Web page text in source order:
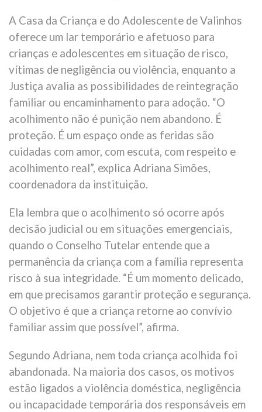
A Casa da Criança e do Adolescente de Valinhos
oferece um lar temporário e afetuoso para
crianças e adolescentes em situação de risco,
vítimas de negligência ou violência, enquanto a
Justiça avalia as possibilidades de reintegração
familiar ou encaminhamento para adoção. “O
acolhimento não é punição nem abandono. É
proteção. É um espaço onde as feridas são
cuidadas com amor, com escuta, com respeito e
acolhimento real”, explica Adriana Simões,
coordenadora da instituição.
Ela lembra que o acolhimento só ocorre após
decisão judicial ou em situações emergenciais,
quando o Conselho Tutelar entende que a
permanência da criança com a família representa
risco à sua integridade. “É um momento delicado,
em que precisamos garantir proteção e segurança.
O objetivo é que a criança retorne ao convívio
familiar assim que possível”, afirma.
Segundo Adriana, nem toda criança acolhida foi
abandonada. Na maioria dos casos, os motivos
estão ligados a violência doméstica, negligência
ou incapacidade temporária dos responsáveis em